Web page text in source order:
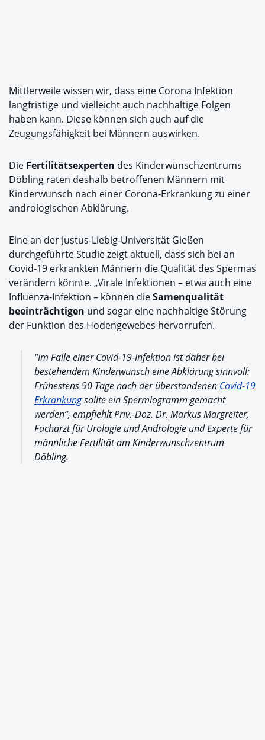
Mittlerweile wissen wir, dass eine Corona Infektion
langfristige und vielleicht auch nachhaltige Folgen
haben kann. Diese können sich auch auf die
Zeugungsfähigkeit bei Männern auswirken.
Die Fertilitätsexperten des Kinderwunschzentrums
Döbling raten deshalb betroffenen Männern mit
Kinderwunsch nach einer Corona-Erkrankung zu einer
andrologischen Abklärung.
Eine an der Justus-Liebig-Universität Gießen
durchgeführte Studie zeigt aktuell, dass sich bei an
Covid-19 erkrankten Männern die Qualität des Spermas
verändern könnte. „Virale Infektionen – etwa auch eine
Influenza-Infektion – können dieSamenqualität
beeinträchtigen und sogar eine nachhaltige Störung
der Funktion des Hodengewebes hervorrufen.
"Im Falle einer Covid-19-Infektion ist daher bei
bestehendem Kinderwunsch eine Abklärung sinnvoll:
Frühestens 90 Tage nach der überstandenen Covid-19
Erkrankungsollte ein Spermiogramm gemacht
werden“, empfiehlt Priv.-Doz. Dr. Markus Margreiter,
Facharzt für Urologie und Andrologie und Experte für
männliche Fertilität am Kinderwunschzentrum
Döbling.